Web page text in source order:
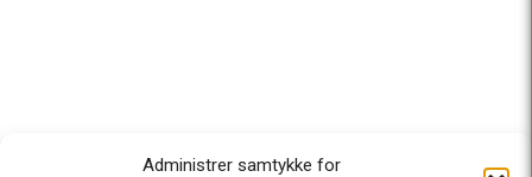
Administrer samtykke for